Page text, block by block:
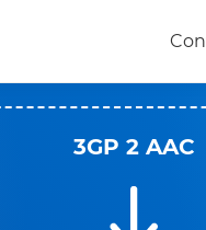
3GP 2 AAC